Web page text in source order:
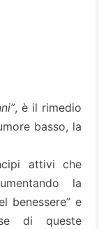
, è il rimedio
basso, la
attivi che
la
benessere” e
di queste